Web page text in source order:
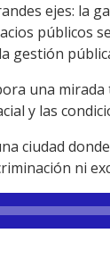
ejes: la
públicos
gestión
una
y las
ciudad
ni